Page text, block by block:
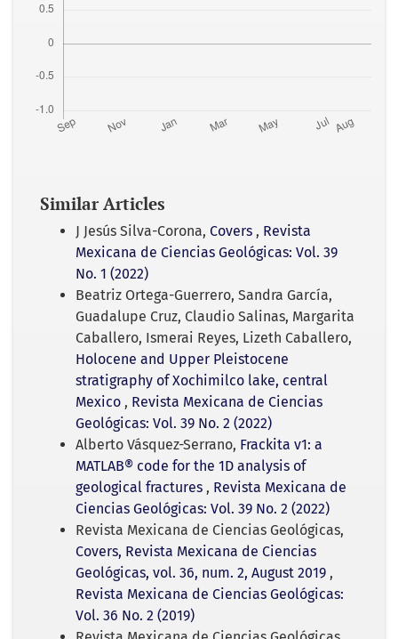
Similar Articles
J Jesús Silva-Corona, Covers , Revista
Mexicana de Ciencias Geológicas: Vol. 39
No. 1 (2022)
Beatriz Ortega-Guerrero, Sandra García,
Guadalupe Cruz, Claudio Salinas, Margarita
Caballero, Ismerai Reyes, Lizeth Caballero,
Holocene and Upper Pleistocene
stratigraphy of Xochimilco lake, central
Mexico , Revista Mexicana de Ciencias
Geológicas: Vol. 39 No. 2 (2022)
Alberto Vásquez-Serrano, Frackita v1: a
MATLAB® code for the 1D analysis of
geological fractures , Revista Mexicana de
Ciencias Geológicas: Vol. 39 No. 2 (2022)
Revista Mexicana de Ciencias Geológicas,
Covers, Revista Mexicana de Ciencias
Geológicas, vol. 36, num. 2, August 2019 ,
Revista Mexicana de Ciencias Geológicas:
Vol. 36 No. 2 (2019)